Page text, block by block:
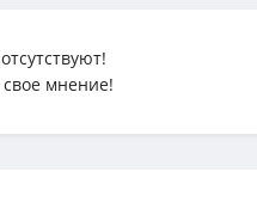
свое мнение!